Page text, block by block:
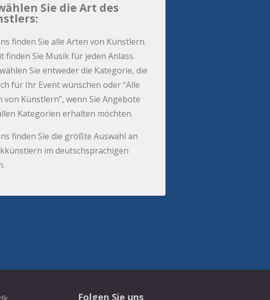
Sie die Art des
finden Sie alle Arten von Künstlern.
finden Sie Musik für jeden Anlass.
Sie entweder die Kategorie, die
für Ihr Event wünschen oder “Alle
von Künstlern”, wenn Sie Angebote
Kategorien erhalten möchten.
finden Sie die größte Auswahl an
im deutschsprachigen
Folgen Sie uns